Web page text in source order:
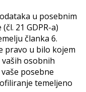
u posebnim
21 GDPR-a)
članka 6.
pravo u bilo kojem
osobnih
posebne
temeljeno